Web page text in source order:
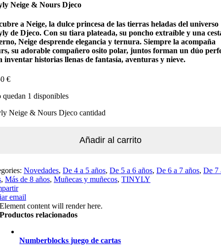
Neige & Nours Djeco
a Neige, la dulce princesa de las tierras heladas del universo
de Djeco. Con su tiara plateada, su poncho extraíble y una
Neige desprende elegancia y ternura. Siempre la acompaña
su adorable compañero osito polar, juntos forman un dúo
inventar historias llenas de fantasía, aventuras y nieve.
€
quedan 1 disponibles
Neige & Nours Djeco cantidad
Añadir al carrito
Novedades, De 4 a 5 años, De 5 a 6 años, De 6 a 7 años, De 7
, Más de 8 años, Muñecas y muñecos, TINYLY
email
Element content will render here.
Productos relacionados
Numberblocks juego de cartas